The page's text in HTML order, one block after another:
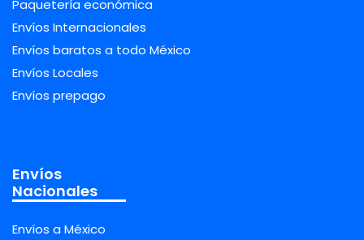
Paquetería económica
Envíos Internacionales
Envíos baratos a todo México
Envíos Locales
Envíos prepago
Envíos
Nacionales
Envíos a México